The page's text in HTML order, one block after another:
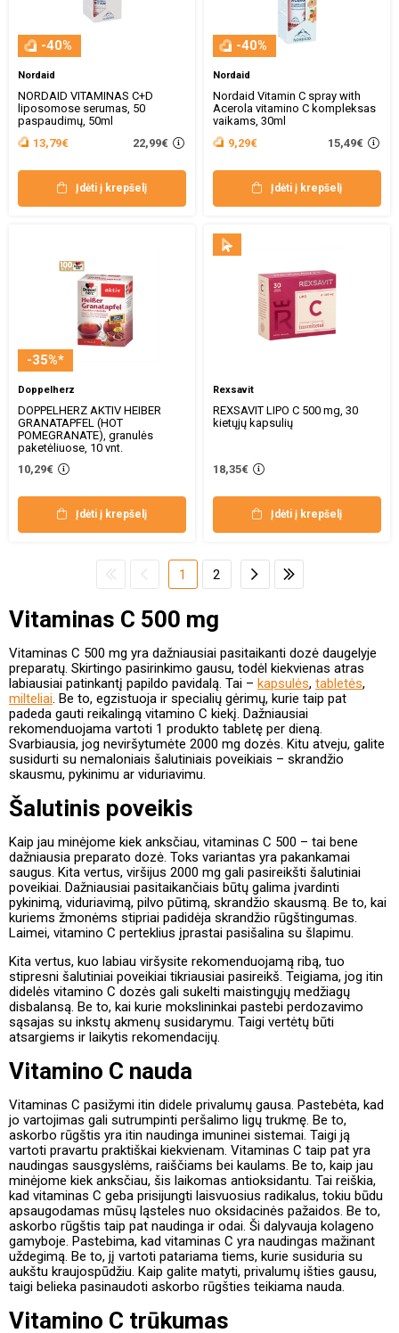
-40%
Nordaid
NORDAID VITAMINAS C+D
liposomose serumas, 50
paspaudimų, 50ml
13,79€
22,99€
Įdėti į krepšelį
-40%
Nordaid
Nordaid Vitamin C spray with
Acerola vitamino C kompleksas
vaikams, 30ml
9,29€
15,49€
Įdėti į krepšelį
-35%*
Doppelherz
DOPPELHERZ AKTIV HEIBER
GRANATAPFEL (HOT
POMEGRANATE), granulės
paketėliuose, 10 vnt.
10,29€
Įdėti į krepšelį
Rexsavit
REXSAVIT LIPO C 500 mg, 30
kietųjų kapsulių
18,35€
Įdėti į krepšelį
1 2
Vitaminas C 500 mg
Vitaminas C 500 mg yra dažniausiai pasitaikanti dozė daugelyje
preparatų. Skirtingo pasirinkimo gausu, todėl kiekvienas atras
labiausiai patinkantį papildo pavidalą. Tai – kapsulės, tabletės,
milteliai. Be to, egzistuoja ir specialių gėrimų, kurie taip pat
padeda gauti reikalingą vitamino C kiekį. Dažniausiai
rekomenduojama vartoti 1 produkto tabletę per dieną.
Svarbiausia, jog neviršytumėte 2000 mg dozės. Kitu atveju, galite
susidurti su nemaloniais šalutiniais poveikiais – skrandžio
skausmu, pykinimu ar viduriavimu.
Šalutinis poveikis
Kaip jau minėjome kiek anksčiau, vitaminas C 500 – tai bene
dažniausia preparato dozė. Toks variantas yra pakankamai
saugus. Kita vertus, viršijus 2000 mg gali pasireikšti šalutiniai
poveikiai. Dažniausiai pasitaikančiais būtų galima įvardinti
pykinimą, viduriavimą, pilvo pūtimą, skrandžio skausmą. Be to, kai
kuriems žmonėms stipriai padidėja skrandžio rūgštingumas.
Laimei, vitamino C perteklius įprastai pasišalina su šlapimu.
Kita vertus, kuo labiau viršysite rekomenduojamą ribą, tuo
stipresni šalutiniai poveikiai tikriausiai pasireikš. Teigiama, jog itin
didelės vitamino C dozės gali sukelti maistingųjų medžiagų
disbalansą. Be to, kai kurie mokslininkai pastebi perdozavimo
sąsajas su inkstų akmenų susidarymu. Taigi vertėtų būti
atsargiems ir laikytis rekomendacijų.
Vitamino C nauda
Vitaminas C pasižymi itin didele privalumų gausa. Pastebėta, kad
jo vartojimas gali sutrumpinti peršalimo ligų trukmę. Be to,
askorbo rūgštis yra itin naudinga imuninei sistemai. Taigi ją
vartoti pravartu praktiškai kiekvienam. Vitaminas C taip pat yra
naudingas sausgyslėms, raiščiams bei kaulams. Be to, kaip jau
minėjome kiek anksčiau, šis laikomas antioksidantu. Tai reiškia,
kad vitaminas C geba prisijungti laisvuosius radikalus, tokiu būdu
apsaugodamas mūsų ląsteles nuo oksidacinės pažaidos. Be to,
askorbo rūgštis taip pat naudinga ir odai. Ši dalyvauja kolageno
gamyboje. Pastebima, kad vitaminas C yra naudingas mažinant
uždegimą. Be to, jį vartoti patariama tiems, kurie susiduria su
aukštu kraujospūdžiu. Kaip galite matyti, privalumų išties gausu,
taigi belieka pasinaudoti askorbo rūgšties teikiama nauda.
Vitamino C trūkumas